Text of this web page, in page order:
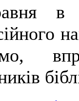
в